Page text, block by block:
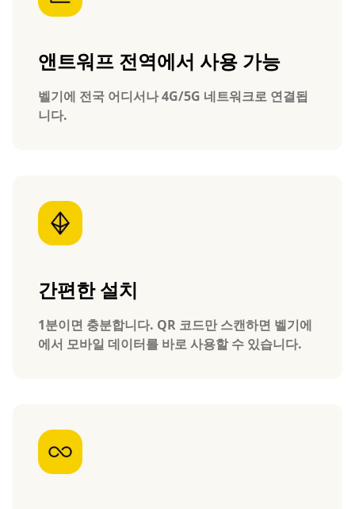
앤트워프 전역에서 사용 가능
벨기에 전국 어디서나 4G/5G 네트워크로 연결됩
니다.
간편한 설치
1분이면 충분합니다. QR 코드만 스캔하면 벨기에
에서 모바일 데이터를 바로 사용할 수 있습니다.